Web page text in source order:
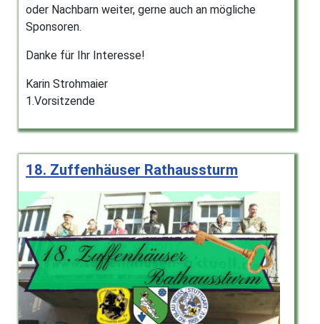
oder Nachbarn weiter, gerne auch an mögliche
Sponsoren.
Danke für Ihr Interesse!
Karin Strohmaier
1.Vorsitzende
18. Zuffenhäuser Rathaussturm